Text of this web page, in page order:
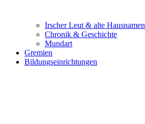
Irscher Leut & alte Hausnamen
Chronik & Geschichte
Mundart
Gremien
Bildungseinrichtungen